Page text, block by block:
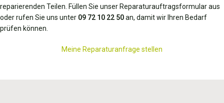
reparierenden Teilen. Füllen Sie unser Reparaturauftragsformular aus
oder rufen Sie uns unter 09 72 10 22 50an, damit wir Ihren Bedarf
prüfen können.
Meine Reparaturanfrage stellen